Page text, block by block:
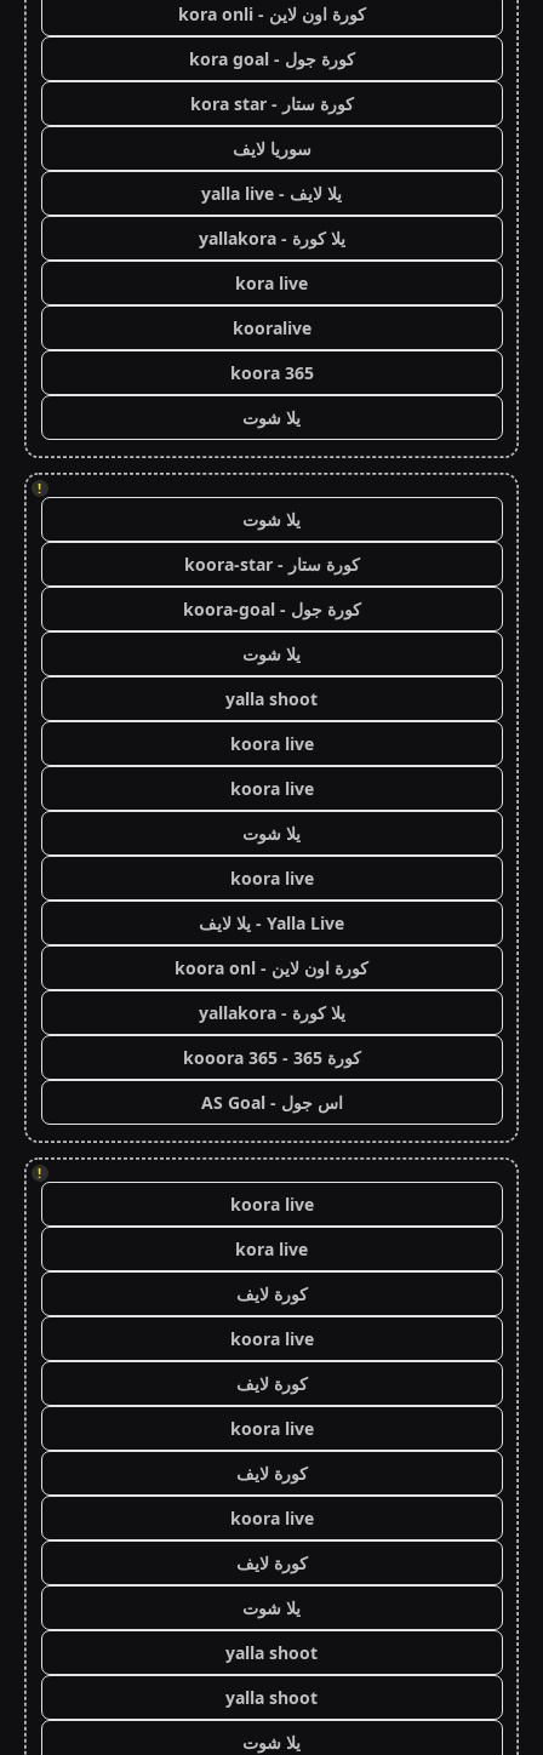
كورة اون لاين - kora onli
كورة جول - kora goal
كورة ستار - kora star
سوريا لايف
يلا لايف - yalla live
يلا كورة - yallakora
kora live
kooralive
koora 365
يلا شوت
!
يلا شوت
كورة ستار - koora-star
كورة جول - koora-goal
يلا شوت
yalla shoot
koora live
koora live
يلا شوت
koora live
Yalla Live - يلا لايف
كورة اون لاين - koora onl
يلا كورة - yallakora
كورة 365 - kooora 365
اس جول - AS Goal
!
koora live
kora live
كورة لايف
koora live
كورة لايف
koora live
كورة لايف
koora live
كورة لايف
يلا شوت
yalla shoot
yalla shoot
يلا شوت